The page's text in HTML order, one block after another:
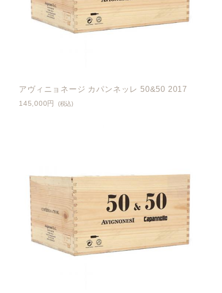
アヴィニョネージ カパンネッレ 50&50 2017
145,000円 (税込)